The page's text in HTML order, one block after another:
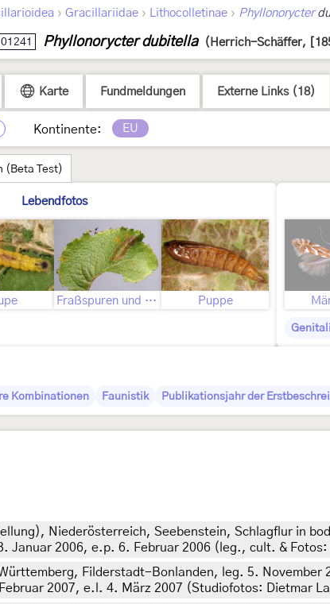
› Gracillariidae › Lithocolletinae › Phyllonorycter
01241 Phyllonorycter dubitella (Herrich-Schäffer,
Karte Fundmeldungen Externe Links (18)
Kontinente: EU
(Beta Test)
Lebendfotos
Fraßspuren und Befallsbild Puppe
Kombinationen Faunistik Publikationsjahr der
Niederösterreich, Seebenstein, Schlagflur in
Januar 2006, e.p. 6. Februar 2006 (leg., cult. &
Filderstadt-Bonlanden, leg. 5. November
2007, e.l. 4. März 2007 (Studiofotos: Dietmar